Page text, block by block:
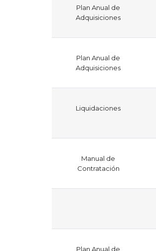
Plan Anual de
Adquisiciones
Plan Anual de
Adquisiciones
Liquidaciones
Manual de
Contratación
Plan Anual de